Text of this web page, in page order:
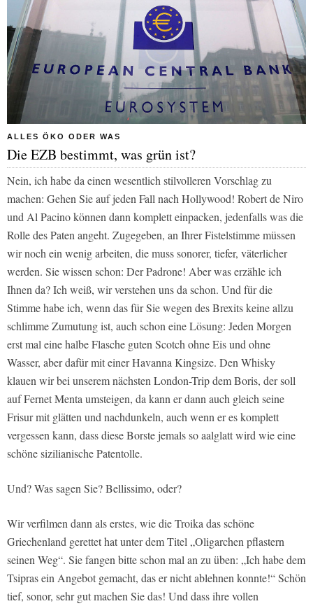
ALLES ÖKO ODER WAS
Die EZB bestimmt, was grün ist?
Nein, ich habe da einen wesentlich stilvolleren Vorschlag zu
machen: Gehen Sie auf jeden Fall nach Hollywood! Robert de Niro
und Al Pacino können dann komplett einpacken, jedenfalls was die
Rolle des Paten angeht. Zugegeben, an Ihrer Fistelstimme müssen
wir noch ein wenig arbeiten, die muss sonorer, tiefer, väterlicher
werden. Sie wissen schon: Der Padrone! Aber was erzähle ich
Ihnen da? Ich weiß, wir verstehen uns da schon. Und für die
Stimme habe ich, wenn das für Sie wegen des Brexits keine allzu
schlimme Zumutung ist, auch schon eine Lösung: Jeden Morgen
erst mal eine halbe Flasche guten Scotch ohne Eis und ohne
Wasser, aber dafür mit einer Havanna Kingsize. Den Whisky
klauen wir bei unserem nächsten London-Trip dem Boris, der soll
auf Fernet Menta umsteigen, da kann er dann auch gleich seine
Frisur mit glätten und nachdunkeln, auch wenn er es komplett
vergessen kann, dass diese Borste jemals so aalglatt wird wie eine
schöne sizilianische Patentolle.
Und? Was sagen Sie? Bellissimo, oder?
Wir verfilmen dann als erstes, wie die Troika das schöne
Griechenland gerettet hat unter dem Titel „Oligarchen pflastern
seinen Weg“. Sie fangen bitte schon mal an zu üben: „Ich habe dem
Tsipras ein Angebot gemacht, das er nicht ablehnen konnte!“ Schön
tief, sonor, sehr gut machen Sie das! Und dass ihre vollen